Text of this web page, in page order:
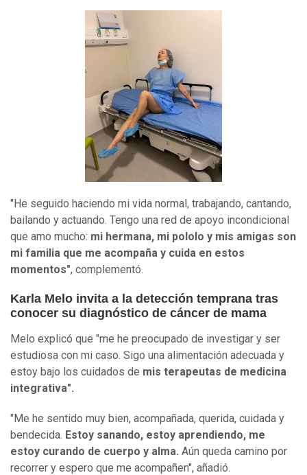
"He seguido haciendo mi vida normal, trabajando, cantando,
bailando y actuando. Tengo una red de apoyo incondicional
que amo mucho: mi hermana, mi pololo y mis amigas son
mi familia que me acompaña y cuida en estos
momentos", complementó.
Karla Melo invita a la detección temprana tras
conocer su diagnóstico de cáncer de mama
Melo explicó que "me he preocupado de investigar y ser
estudiosa con mi caso. Sigo una alimentación adecuada y
estoy bajo los cuidados de mis terapeutas de medicina
integrativa".
"Me he sentido muy bien, acompañada, querida, cuidada y
bendecida. Estoy sanando, estoy aprendiendo, me
estoy curando de cuerpo y alma. Aún queda camino por
recorrer y espero que me acompañen", añadió.